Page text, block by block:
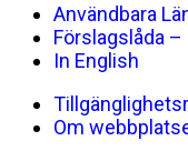
Användbara
Förslagslåda
In English
Om